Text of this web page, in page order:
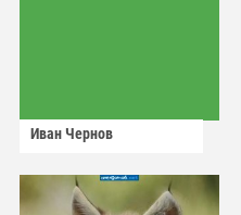
Иван Чернов